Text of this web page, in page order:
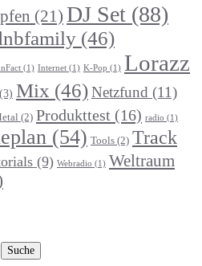
(21) DJ Set (88)
(46)
(1) Internet (1) K-Pop (1) Lorazz
(3) Mix (46)Netzfund (11)
(2) Produkttest (16) radio (1)
(54) Tools (2) Track
(9) Webradio (1) Weltraum